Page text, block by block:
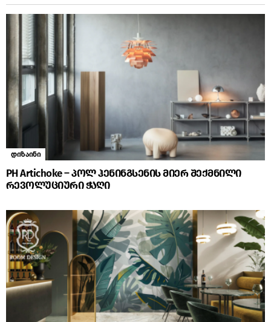
დიზაინი
PH Artichoke – პოლ ჰენინგსენის მიერ შექმნილი
რევოლუციური ჭაღი